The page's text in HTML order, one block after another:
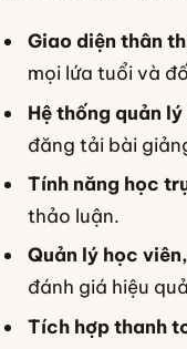
Giao diện thân
mọi lứa tuổi và
Hệ thống quản
đăng tải bài
Tính năng học
thảo luận.
Quản lý học
đánh giá hiệu
Tích hợp thanh